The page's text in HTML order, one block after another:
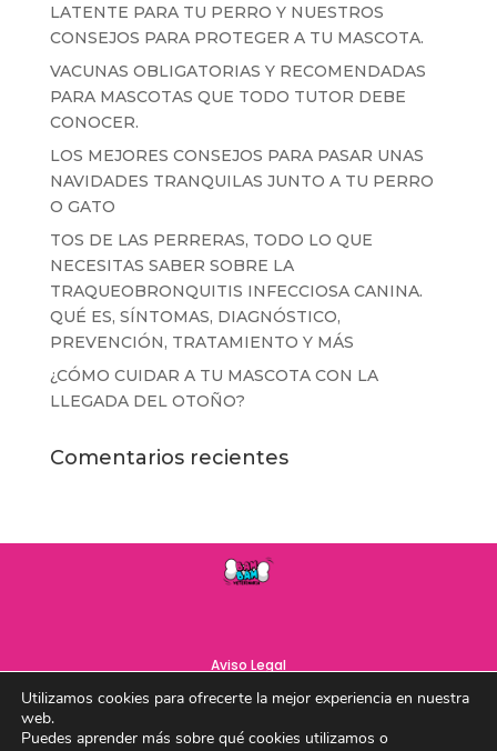
LATENTE PARA TU PERRO Y NUESTROS
CONSEJOS PARA PROTEGER A TU MASCOTA.
VACUNAS OBLIGATORIAS Y RECOMENDADAS
PARA MASCOTAS QUE TODO TUTOR DEBE
CONOCER.
LOS MEJORES CONSEJOS PARA PASAR UNAS
NAVIDADES TRANQUILAS JUNTO A TU PERRO
O GATO
TOS DE LAS PERRERAS, TODO LO QUE
NECESITAS SABER SOBRE LA
TRAQUEOBRONQUITIS INFECCIOSA CANINA.
QUÉ ES, SÍNTOMAS, DIAGNÓSTICO,
PREVENCIÓN, TRATAMIENTO Y MÁS
¿CÓMO CUIDAR A TU MASCOTA CON LA
LLEGADA DEL OTOÑO?
Comentarios recientes
Aviso Legal
Política de Privacidad
Utilizamos cookies para ofrecerte la mejor experiencia en nuestra
web.
Puedes aprender más sobre qué cookies utilizamos o